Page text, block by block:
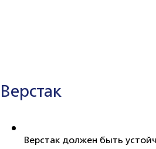
Верстак
Верстак должен быть